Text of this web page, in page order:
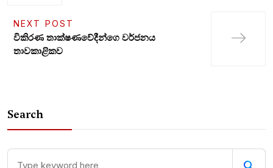
NEXT POST
විකිරණ තාක්ෂණවේදීන්ගෙ වර්ජනය
තාවකාළිකව
Search